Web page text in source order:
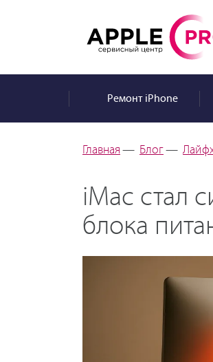
РемонтiPhone
Главная — Блог—
iMac стал
блока